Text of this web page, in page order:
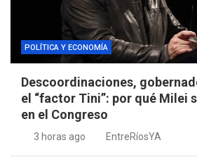
POLÍTICA Y ECONOMÍA
Descoordinaciones,
el “factor Tini”: por qué Milei
en el Congreso
3 horas ago EntreRíosYA